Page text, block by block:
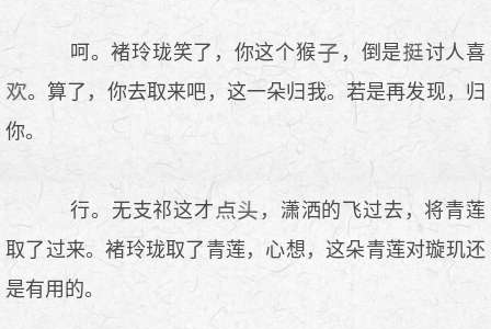
呵。褚玲珑笑了，你这个猴 ，倒是
讨人喜
。算了，你去取来吧，这一朵归我。若是再发现，归
你。
行。无支祁这才
，潇洒的飞过去，将青莲
取了过来。褚玲珑取了青莲，心想，这朵青莲对璇玑还
是有用的。